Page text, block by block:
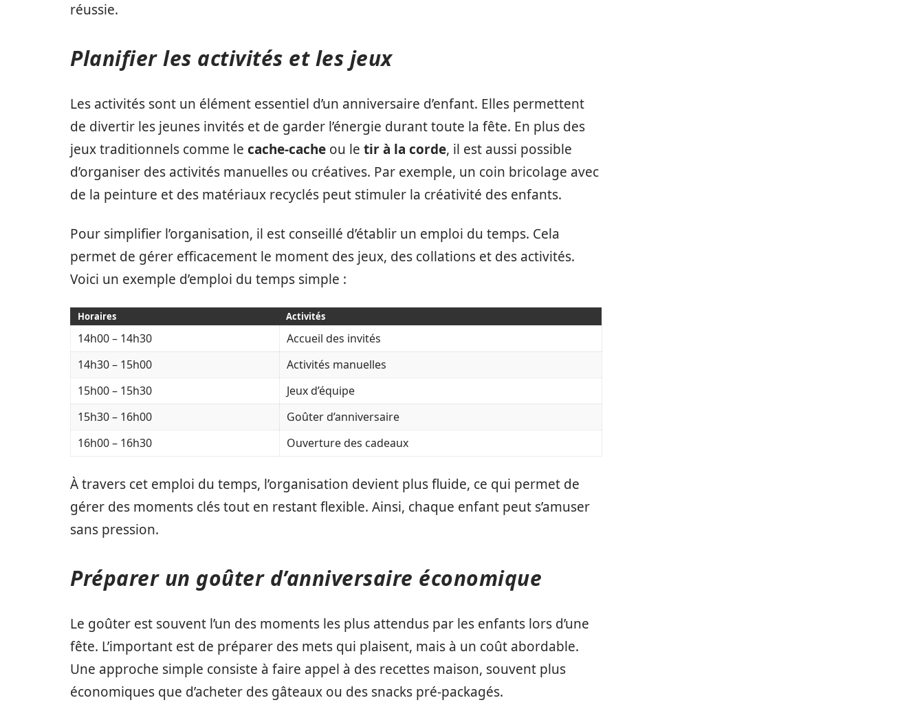
réussie.
Planifier les activités et les jeux
Les activités sont un élément essentiel d’un anniversaire d’enfant. Elles permettent
de divertir les jeunes invités et de garder l’énergie durant toute la fête. En plus des
jeux traditionnels comme le cache-cache ou le tir à la corde, il est aussi possible
d’organiser des activités manuelles ou créatives. Par exemple, un coin bricolage avec
de la peinture et des matériaux recyclés peut stimuler la créativité des enfants.
Pour simplifier l’organisation, il est conseillé d’établir un emploi du temps. Cela
permet de gérer efficacement le moment des jeux, des collations et des activités.
Voici un exemple d’emploi du temps simple :
Horaires Activités
14h00 – 14h30
Accueil des invités
14h30 – 15h00
Activités manuelles
15h00 – 15h30
Jeux d’équipe
15h30 – 16h00
Goûter d’anniversaire
16h00 – 16h30
Ouverture des cadeaux
À travers cet emploi du temps, l’organisation devient plus fluide, ce qui permet de
gérer des moments clés tout en restant flexible. Ainsi, chaque enfant peut s’amuser
sans pression.
Préparer un goûter d’anniversaire économique
Le goûter est souvent l’un des moments les plus attendus par les enfants lors d’une
fête. L’important est de préparer des mets qui plaisent, mais à un coût abordable.
Une approche simple consiste à faire appel à des recettes maison, souvent plus
économiques que d’acheter des gâteaux ou des snacks pré-packagés.